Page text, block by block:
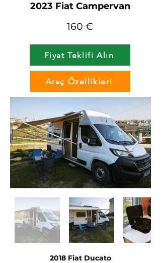
2023 Fiat Campervan
160 €
Fiyat Teklifi Alın
Araç Özellikleri
2018 Fiat Ducato